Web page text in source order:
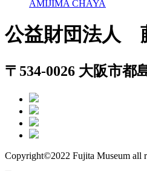
AMIJIMA CHAYA
公益財団法人
〒534-0026 大阪市都
Copyright©2022 Fujita Museum all